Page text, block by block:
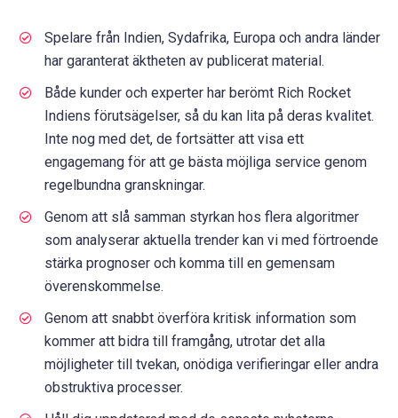
Spelare från Indien, Sydafrika, Europa och andra länder
har garanterat äktheten av publicerat material.
Både kunder och experter har berömt Rich Rocket
Indiens förutsägelser, så du kan lita på deras kvalitet.
Inte nog med det, de fortsätter att visa ett
engagemang för att ge bästa möjliga service genom
regelbundna granskningar.
Genom att slå samman styrkan hos flera algoritmer
som analyserar aktuella trender kan vi med förtroende
stärka prognoser och komma till en gemensam
överenskommelse.
Genom att snabbt överföra kritisk information som
kommer att bidra till framgång, utrotar det alla
möjligheter till tvekan, onödiga verifieringar eller andra
obstruktiva processer.